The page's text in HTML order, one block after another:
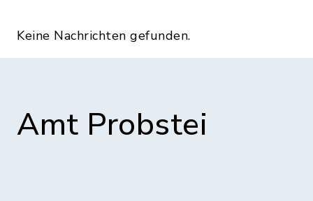
Keine Nachrichten gefunden.
Amt Probstei